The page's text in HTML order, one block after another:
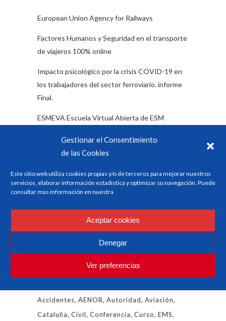
Gestionar el Consentimiento
de las Cookies
Este sitio web utiliza cookies propias y/o de terceros para mejorar nuestros
servicios, elaborar información estadística y optimizar su navegación. Puede
consultar mas información en nuestra
Aceptar cookies
Denegar
Ver preferencias
European Union Agency for Railways
Factores Humanos y Seguridad en el transporte
de viajeros 100% online
Impacto psicológico por la crisis COVID-19 en
los trabajadores del sector ferroviario. informe
Final.
ESMEVA Escuela Virtual Abierta de ESM
Encuesta: Impacto emocional y psicológico del
Covid 19 en los/as trabajadores/as del sector
Accidentes AENOR Autoridad Aviación
Cataluña Civil Conferencia Curso EMS